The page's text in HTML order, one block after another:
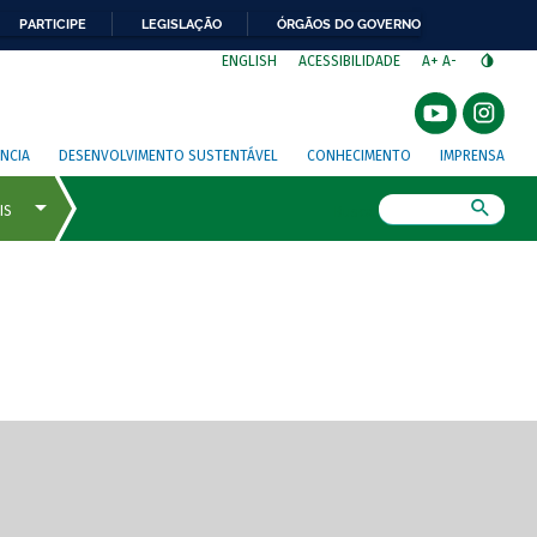
PARTICIPE LEGISLAÇÃO ÓRGÃOS DO GOVERNO
ENGLISH ACESSIBILIDADE A+ A-
DESENVOLVIMENTO SUSTENTÁVEL CONHECIMENTO IMPRENSA
de tela